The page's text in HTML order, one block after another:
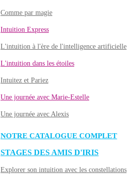
Comme par magie
Intuition Express
L'intuition à l'ère de l'intelligence artificielle
L'intuition dans les étoiles
Intuitez et Pariez
Une journée avec Marie-Estelle
Une journée avec Alexis
NOTRE CATALOGUE COMPLET
STAGES DES AMIS D'IRIS
Explorer son intuition avec les constellations